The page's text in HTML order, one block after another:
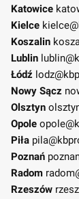
Katowice
Kielce
Koszalin
Lublin
Łódź
Nowy Sącz
Olsztyn
Opole
Piła
Poznań
Radom
Rzeszów